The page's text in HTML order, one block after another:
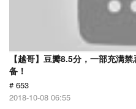
【越哥】豆瓣8.5分，一部充满
备！
# 653
2018-10-08 06:55